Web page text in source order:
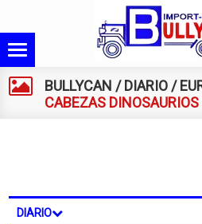
BULLYCAN / DIARIO /
CABEZAS
DIARIO